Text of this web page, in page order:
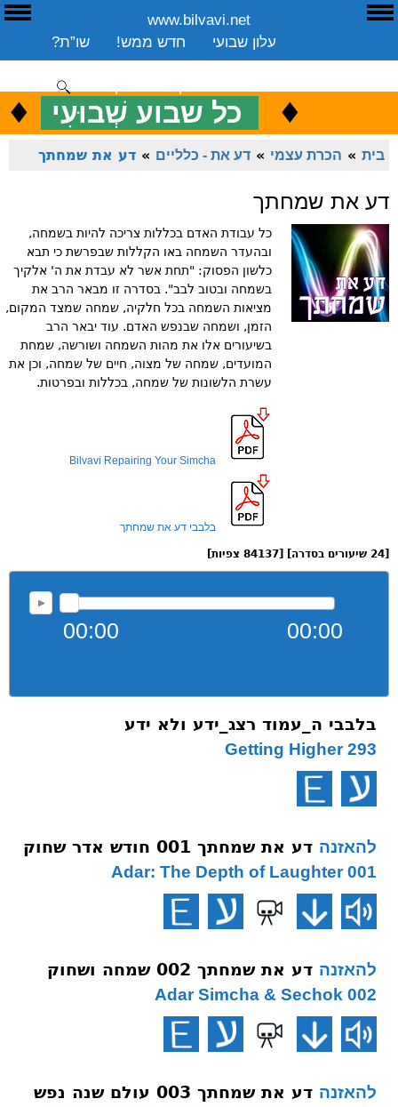
www.bilvavi.net
שו”ת?
חדש ממש!
עלון שבועי
שיעורים שבועי
ספרים
ארכיון
סקירה כללית
ENGLISH ♦ כל שבוע שְׁבוּעִי ♦
בית » הכרת עצמי » דע את - כלליים » דע את שמחתך
דע את שמחתך
כל עבודת האדם בכללות צריכה להיות בשמחה,
ובהעדר השמחה באו הקללות שבפרשת כי תבא
כלשון הפסוק: "תחת אשר לא עבדת את ה' אלקיך
בשמחה ובטוב לבב". בסדרה זו מבאר הרב את
מציאות השמחה בכל חלקיה, שמחה שמצד המקום,
הזמן, ושמחה שבנפש האדם. עוד יבאר הרב
בשיעורים אלו את מהות השמחה ושורשה, שמחת
המועדים, שמחה של מצוה, חיים של שמחה, וכן את
עשרת הלשונות של שמחה, בכללות ובפרטות.
Bilvavi Repairing Your Simcha
בלבבי דע את שמחתך
00:00 00:00
בלבבי ה_עמוד רצג_ידע ולא ידע
293 Getting Higher
להאזנה דע את שמחתך 001 חודש אדר שחוק
001 Adar: The Depth of Laughter
להאזנה דע את שמחתך 002 שמחה ושחוק
002 Adar Simcha & Sechok
להאזנה דע את שמחתך 003 עולם שנה נפש